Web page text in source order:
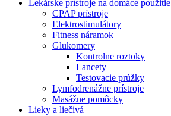
Lekárske prístroje na domáce použitie
CPAP prístroje
Elektrostimulátory
Fitness náramok
Glukomery
Kontrolne roztoky
Lancety
Testovacie prúžky
Lymfodrenážne prístroje
Masážne pomôcky
Lieky a liečivá